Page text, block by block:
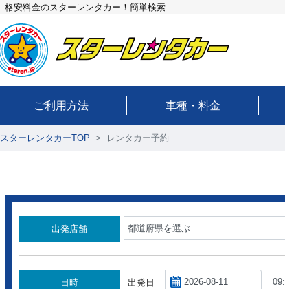
格安料金のスターレンタカー！簡単検索
ご利用方法 車種・料金
スターレンタカーTOP レンタカー予約
出発店舗
日時 出発日
出発時間